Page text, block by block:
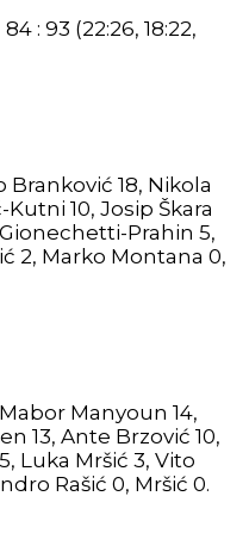
: 93 (22:26, 18:22,
18, Nikola
10, Josip Škara
Prahin 5,
2, Marko Montana 0,
Manyoun 14,
13, Ante Brzović 10,
Luka Mršić 3, Vito
Rašić 0, Mršić 0.